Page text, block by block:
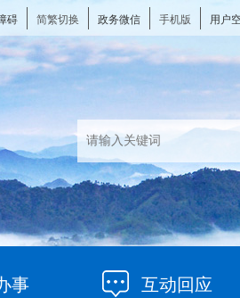
碍 简繁切换 政务微信 手机版 用户
事 互动回应